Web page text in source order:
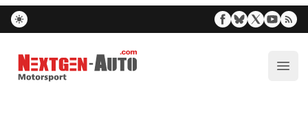
Nextgen-Auto.com